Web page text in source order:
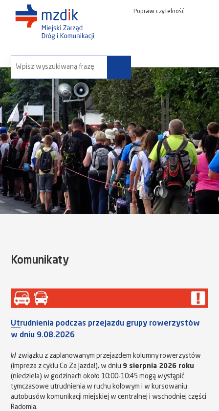
Popraw czytelność
wyszukaj na stronie:
Komunikaty
Utrudnienia podczas przejazdu grupy rowerzystów
w dniu 9.08.2026
W związku z zaplanowanym przejazdem kolumny rowerzystów
(impreza z cyklu Co Za Jazda!), w dniu 9 sierpnia 2026 roku
(niedziela) w godzinach około 10:00-10:45 mogą wystąpić
tymczasowe utrudnienia w ruchu kołowym i w kursowaniu
autobusów komunikacji miejskiej w centralnej i wschodniej części
Radomia.